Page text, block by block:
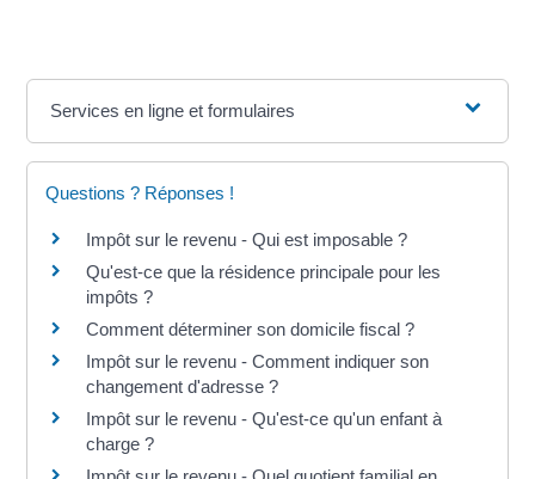
Services en ligne et formulaires
Questions ? Réponses !
Impôt sur le revenu - Qui est imposable ?
Qu'est-ce que la résidence principale pour les
impôts ?
Comment déterminer son domicile fiscal ?
Impôt sur le revenu - Comment indiquer son
changement d'adresse ?
Impôt sur le revenu - Qu'est-ce qu'un enfant à
charge ?